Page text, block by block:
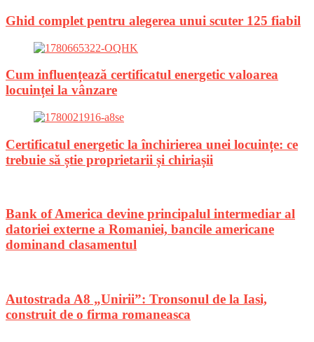
Ghid complet pentru alegerea unui scuter 125 fiabil
Cum influențează certificatul energetic valoarea
locuinței la vânzare
Certificatul energetic la închirierea unei locuințe: ce
trebuie să știe proprietarii și chiriașii
Bank of America devine principalul intermediar al
datoriei externe a Romaniei, bancile americane
dominand clasamentul
Autostrada A8 „Unirii”: Tronsonul de la Iasi,
construit de o firma romaneasca